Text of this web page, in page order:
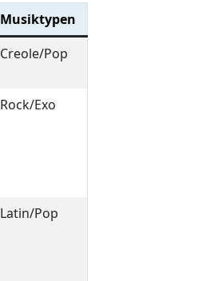
Musiktypen
Creole/Pop
Rock/Exo
Latin/Pop